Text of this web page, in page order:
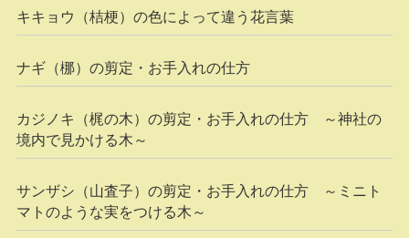
キキョウ（桔梗）の色によって違う花言葉
ナギ（梛）の剪定・お手入れの仕方
カジノキ（梶の木）の剪定・お手入れの仕方 ～神社の
境内で見かける木～
サンザシ（山査子）の剪定・お手入れの仕方 ～ミニト
マトのような実をつける木～